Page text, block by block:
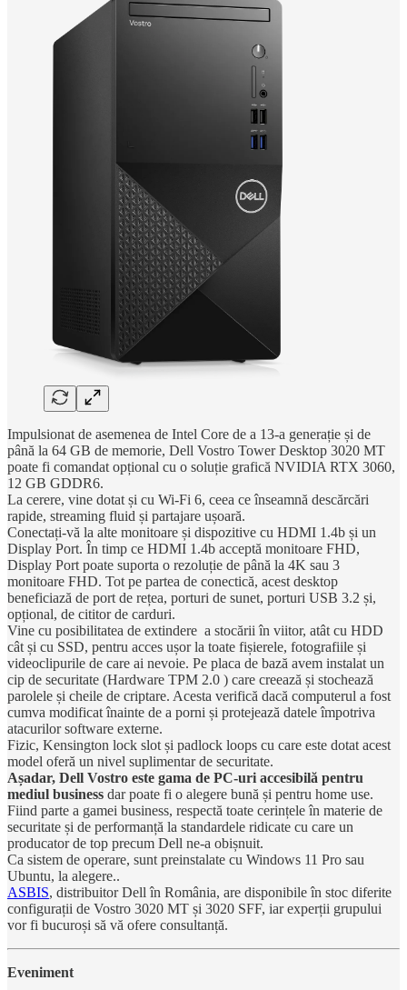
Impulsionat de asemenea de Intel Core de a 13-a generație și de
până la 64 GB de memorie, Dell Vostro Tower Desktop 3020 MT
poate fi comandat opțional cu o soluție grafică NVIDIA RTX 3060,
12 GB GDDR6.
La cerere, vine dotat și cu Wi-Fi 6, ceea ce înseamnă descărcări
rapide, streaming fluid și partajare ușoară.
Conectați-vă la alte monitoare și dispozitive cu HDMI 1.4b și un
Display Port. În timp ce HDMI 1.4b acceptă monitoare FHD,
Display Port poate suporta o rezoluție de până la 4K sau 3
monitoare FHD. Tot pe partea de conectică, acest desktop
beneficiază de port de rețea, porturi de sunet, porturi USB 3.2 și,
opțional, de cititor de carduri.
Vine cu posibilitatea de extindere a stocării în viitor, atât cu HDD
cât și cu SSD, pentru acces ușor la toate fișierele, fotografiile și
videoclipurile de care ai nevoie. Pe placa de bază avem instalat un
cip de securitate (Hardware TPM 2.0 ) care creează și stochează
parolele și cheile de criptare. Acesta verifică dacă computerul a fost
cumva modificat înainte de a porni și protejează datele împotriva
atacurilor software externe.
Fizic, Kensington lock slot și padlock loops cu care este dotat acest
model oferă un nivel suplimentar de securitate.
Așadar, Dell Vostro este gama de PC-uri accesibilă pentru
mediul business dar poate fi o alegere bună și pentru home use.
Fiind parte a gamei business, respectă toate cerințele în materie de
securitate și de performanță la standardele ridicate cu care un
producator de top precum Dell ne-a obișnuit.
Ca sistem de operare, sunt preinstalate cu Windows 11 Pro sau
Ubuntu, la alegere..
ASBIS, distribuitor Dell în România, are disponibile în stoc diferite
configurații de Vostro 3020 MT și 3020 SFF, iar experții grupului
vor fi bucuroși să vă ofere consultanță.
Eveniment